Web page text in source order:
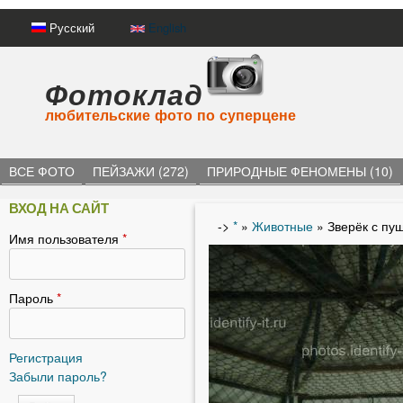
Русский English
Фотоклад
любительские фото по суперцене
ВСЕ ФОТО ПЕЙЗАЖИ (272) ПРИРОДНЫЕ ФЕНОМЕНЫ (10)
В
ы
з
д
е
с
-> *» Животные» Зверёк с
ВХОД НА САЙТ
Имя пользователя *
Пароль *
Регистрация
Забыли пароль?